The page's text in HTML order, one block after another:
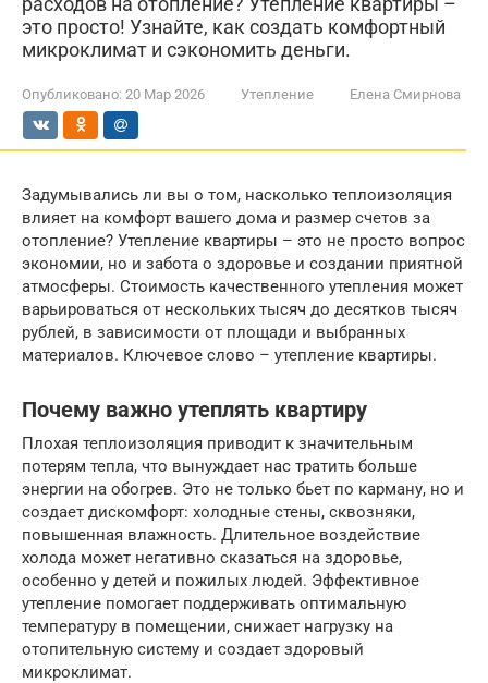
это просто! Узнайте, как создать комфортный
микроклимат и сэкономить деньги.
Опубликовано: 20 Мар 2026 Утепление Елена Смирнова
Задумывались ли вы о том, насколько теплоизоляция
влияет на комфорт вашего дома и размер счетов за
отопление? Утепление квартиры – это не просто вопрос
экономии, но и забота о здоровье и создании приятной
атмосферы. Стоимость качественного утепления может
варьироваться от нескольких тысяч до десятков тысяч
рублей, в зависимости от площади и выбранных
материалов. Ключевое слово – утепление квартиры.
Почему важно утеплять квартиру
Плохая теплоизоляция приводит к значительным
потерям тепла, что вынуждает нас тратить больше
энергии на обогрев. Это не только бьет по карману, но и
создает дискомфорт: холодные стены, сквозняки,
повышенная влажность. Длительное воздействие
холода может негативно сказаться на здоровье,
особенно у детей и пожилых людей. Эффективное
утепление помогает поддерживать оптимальную
температуру в помещении, снижает нагрузку на
отопительную систему и создает здоровый
микроклимат.